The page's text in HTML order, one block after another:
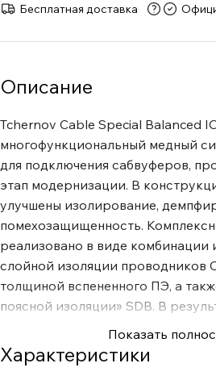
Бесплатная доставка
Описание
Tchernov Cable Special Balanced
многофункциональный медный
для подключения сабвуферов,
этап модернизации. В
улучшены изолирование,
помехозащищенность.
реализовано в виде комбинации
слойной изоляции проводников
толщиной вспененного ПЭ, а
поясной изоляции» SDB. В
снижены потери энергии сигнала
Для эффективного поглощения
и напряжений, негативно
Показать
Характеристики